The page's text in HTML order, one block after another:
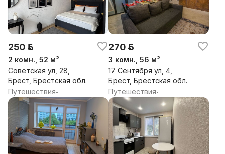
250 р.
2 комн., 52 м²
Советская ул, 28,
Брест, Брестская обл.
Путешествия•
270 р.
3 комн., 56 м²
17 Сентября ул, 4,
Брест, Брестская обл.
Путешествия•